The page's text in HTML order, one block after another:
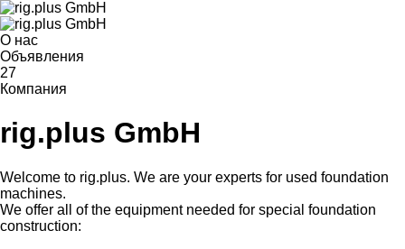
О нас
Объявления
27
Компания
rig.plus GmbH
Welcome to rig.plus. We are your experts for used foundation
machines.
We offer all of the equipment needed for special foundation
construction: